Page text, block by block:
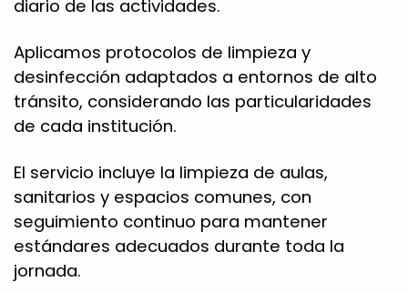
diario de las actividades.
Aplicamos protocolos de limpieza y
desinfección adaptados a entornos de alto
tránsito, considerando las particularidades
de cada institución.
El servicio incluye la limpieza de aulas,
sanitarios y espacios comunes, con
seguimiento continuo para mantener
estándares adecuados durante toda la
jornada.